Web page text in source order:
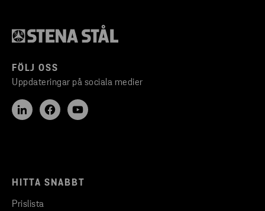
FÖLJ OSS
Uppdateringar på sociala medier
HITTA SNABBT
Prislista